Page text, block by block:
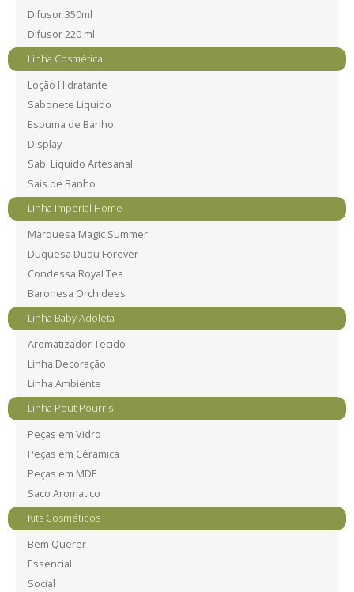
Difusor 350ml
Difusor 220 ml
Linha Cosmética
Loção Hidratante
Sabonete Liquido
Espuma de Banho
Display
Sab. Liquido Artesanal
Sais de Banho
Linha Imperial Home
Marquesa Magic Summer
Duquesa Dudu Forever
Condessa Royal Tea
Baronesa Orchidees
Linha Baby Adoleta
Aromatizador Tecido
Linha Decoração
Linha Ambiente
Linha Pout Pourris
Peças em Vidro
Peças em Cêramica
Peças em MDF
Saco Aromatico
Kits Cosméticos
Bem Querer
Essencial
Social